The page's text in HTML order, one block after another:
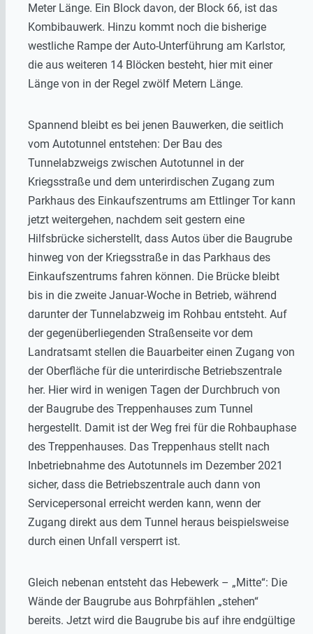
Meter Länge. Ein Block davon, der Block 66, ist das
Kombibauwerk. Hinzu kommt noch die bisherige
westliche Rampe der Auto-Unterführung am Karlstor,
die aus weiteren 14 Blöcken besteht, hier mit einer
Länge von in der Regel zwölf Metern Länge.
Spannend bleibt es bei jenen Bauwerken, die seitlich
vom Autotunnel entstehen: Der Bau des
Tunnelabzweigs zwischen Autotunnel in der
Kriegsstraße und dem unterirdischen Zugang zum
Parkhaus des Einkaufszentrums am Ettlinger Tor kann
jetzt weitergehen, nachdem seit gestern eine
Hilfsbrücke sicherstellt, dass Autos über die Baugrube
hinweg von der Kriegsstraße in das Parkhaus des
Einkaufszentrums fahren können. Die Brücke bleibt
bis in die zweite Januar-Woche in Betrieb, während
darunter der Tunnelabzweig im Rohbau entsteht. Auf
der gegenüberliegenden Straßenseite vor dem
Landratsamt stellen die Bauarbeiter einen Zugang von
der Oberfläche für die unterirdische Betriebszentrale
her. Hier wird in wenigen Tagen der Durchbruch von
der Baugrube des Treppenhauses zum Tunnel
hergestellt. Damit ist der Weg frei für die Rohbauphase
des Treppenhauses. Das Treppenhaus stellt nach
Inbetriebnahme des Autotunnels im Dezember 2021
sicher, dass die Betriebszentrale auch dann von
Servicepersonal erreicht werden kann, wenn der
Zugang direkt aus dem Tunnel heraus beispielsweise
durch einen Unfall versperrt ist.
Gleich nebenan entsteht das Hebewerk – „Mitte“: Die
Wände der Baugrube aus Bohrpfählen „stehen“
bereits. Jetzt wird die Baugrube bis auf ihre endgültige